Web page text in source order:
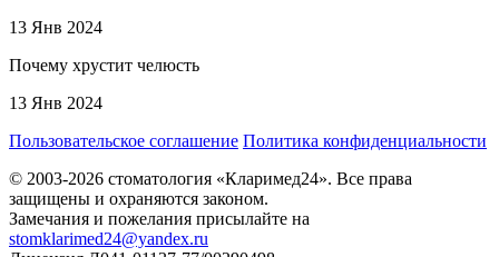
13 Янв 2024
Почему хрустит челюсть
13 Янв 2024
Пользовательское соглашение Политика конфиденциальности
© 2003-2026 стоматология «Кларимед24». Все права
защищены и охраняются законом.
Замечания и пожелания присылайте на
stomklarimed24@yandex.ru